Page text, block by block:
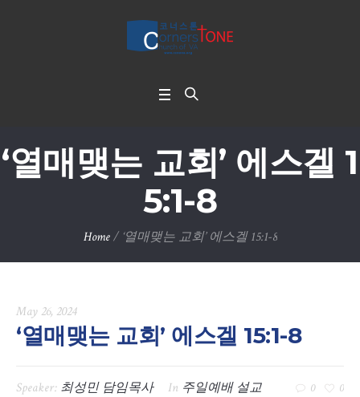
‘열매맺는 교회’ 에스겔 1
5:1-8
Home / ‘열매맺는 교회’ 에스겔 15:1-8
May 26, 2024
‘열매맺는 교회’ 에스겔 15:1-8
Speaker: 최성민 담임목사 In 주일예배 설교 0 0